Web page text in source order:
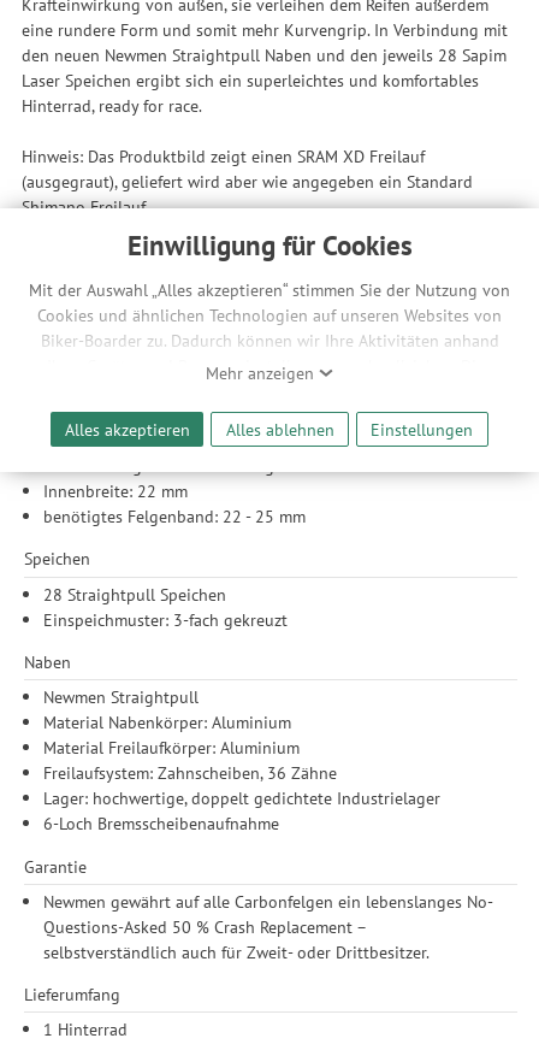
Einwilligung für Cookies
Mit der Auswahl „Alles akzeptieren“ stimmen Sie der Nutzung von
Cookies und ähnlichen Technologien auf unseren Websites von
Biker-Boarder zu. Dadurch können wir Ihre Aktivitäten anhand
Ihrer Geräte- und Browsereinstellungen nachvollziehen. Dies
Werbeanzeigen für Sie bereitzustellen sowie Funktionalitäten
unserer Website sicherzustellen und stetig zu verbessern. Dabei
werden Ihre Daten auch an Drittanbieter und Werbepartner
weitergegeben. Die Verarbeitung erfolgt ausschließlich zum
Zwecke der Einbindung von Streaming-Inhalten und der
Produktempfehlungen und nutzungsbasierter Werbung.
Informationen zu den einzelnen Funktionen, den Drittanbietern
und der Speicherdauer finden Sie unter Einstellungen. Diese
erforderlich und gilt, bis sie widerrufen wird. Sie können Ihre
Einwilligung unter Einstellungen lediglich für bestimmte
Drittanbieter erteilen und jederzeit für die Zukunft widerrufen.
Mehr anzeigen
Alles akzeptieren Alles ablehnen Einstellungen
eine rundere Form und somit mehr Kurvengrip. In Verbindung mit
den neuen Newmen Straightpull Naben und den jeweils 28 Sapim
Laser Speichen ergibt sich ein superleichtes und komfortables
Hinterrad, ready for race.
Hinweis: Das Produktbild zeigt einen SRAM XD Freilauf
(ausgegraut), geliefert wird aber wie angegeben ein Standard
Shimano Freilauf.
entwickelt für XC und Marathon Racing
Features
max. Systemgewicht: 125 kg
Unidirectional (UD) Carbon
Innenbreite: 22 mm
benötigtes Felgenband: 22 - 25 mm
Speichen
28 Straightpull Speichen
Einspeichmuster: 3-fach gekreuzt
Naben
Newmen Straightpull
Material Nabenkörper: Aluminium
Material Freilaufkörper: Aluminium
Freilaufsystem: Zahnscheiben, 36 Zähne
Lager: hochwertige, doppelt gedichtete Industrielager
6-Loch Bremsscheibenaufnahme
Garantie
Newmen gewährt auf alle Carbonfelgen ein lebenslanges No-
Questions-Asked 50 % Crash Replacement –
selbstverständlich auch für Zweit- oder Drittbesitzer.
Lieferumfang
1 Hinterrad